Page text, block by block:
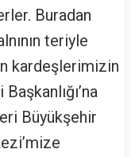
Buradan
teriyle
kardeşlerimizin
Büyükşehir